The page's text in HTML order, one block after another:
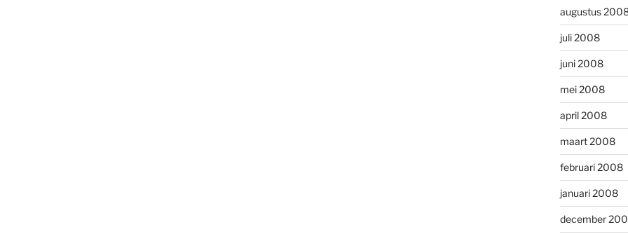
augustus
juli 2008
juni 2008
mei 2008
april 2008
maart 2008
februari 2008
januari 2008
december